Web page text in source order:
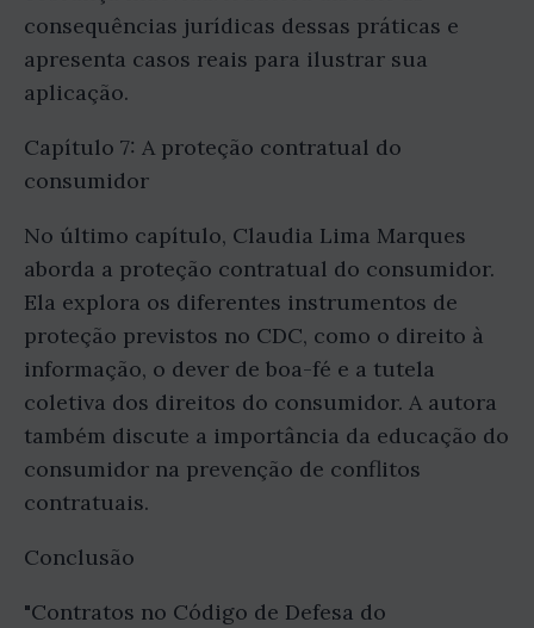
consequências jurídicas dessas práticas e
apresenta casos reais para ilustrar sua
aplicação.
Capítulo 7: A proteção contratual do
consumidor
No último capítulo, Claudia Lima Marques
aborda a proteção contratual do consumidor.
Ela explora os diferentes instrumentos de
proteção previstos no CDC, como o direito à
informação, o dever de boa-fé e a tutela
coletiva dos direitos do consumidor. A autora
também discute a importância da educação do
consumidor na prevenção de conflitos
contratuais.
Conclusão
"Contratos no Código de Defesa do